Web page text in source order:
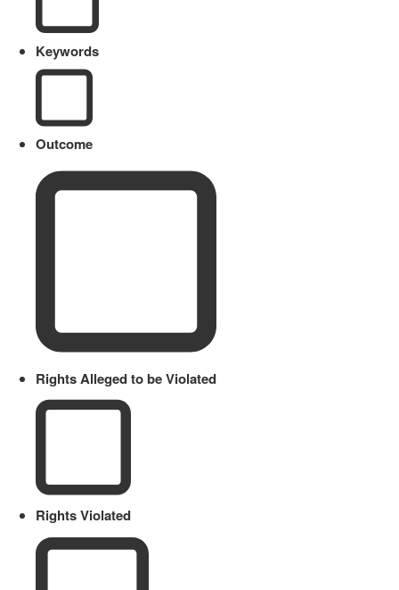
Keywords
Outcome
Rights Alleged to be Violated
Rights Violated